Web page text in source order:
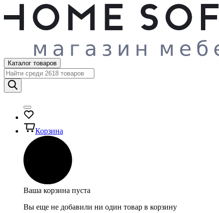
Каталог товаров
Корзина
Ваша корзина пуста
Вы еще не добавили ни один товар в корзину